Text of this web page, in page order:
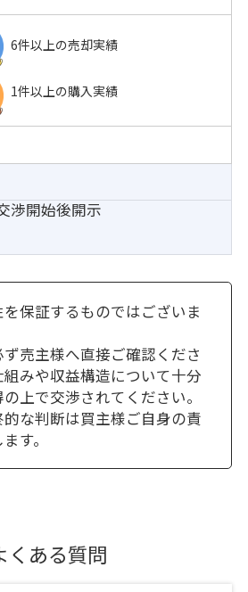
6件以上の売却実績
1件以上の購入実績
渉開始後開示
保証するものではございま
売主様へ直接ご確認くださ
みや収益構造について十分
上で交渉されてください。
な判断は買主様ご自身の責
す。
くある質問